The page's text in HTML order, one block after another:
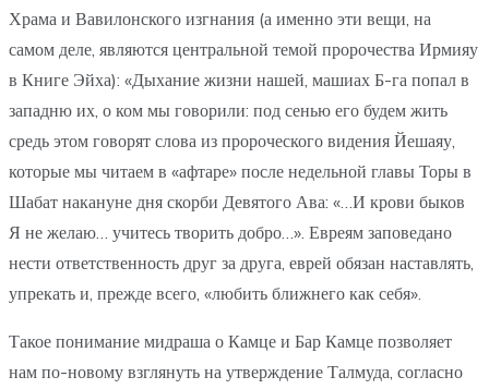
Храма и Вавилонского изгнания (а именно эти вещи, на
самом деле, являются центральной темой пророчества Ирмияу
в Книге Эйха): «Дыхание жизни нашей, машиах Б-га попал в
западню их, о ком мы говорили: под сенью его будем жить
средь этом говорят слова из пророческого видения Йешаяу,
которые мы читаем в «афтаре» после недельной главы Торы в
Шабат накануне дня скорби Девятого Ава: «…И крови быков
Я не желаю… учитесь творить добро…». Евреям заповедано
нести ответственность друг за друга, еврей обязан наставлять,
упрекать и, прежде всего, «любить ближнего как себя».
Такое понимание мидраша о Камце и Бар Камце позволяет
нам по-новому взглянуть на утверждение Талмуда, согласно